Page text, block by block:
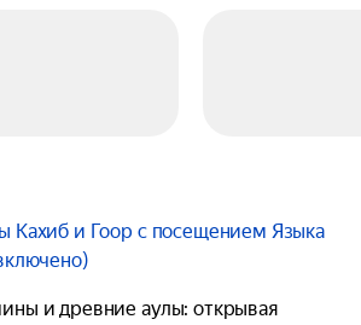
Кахиб и Гоор с посещением Языка
и древние аулы: открывая